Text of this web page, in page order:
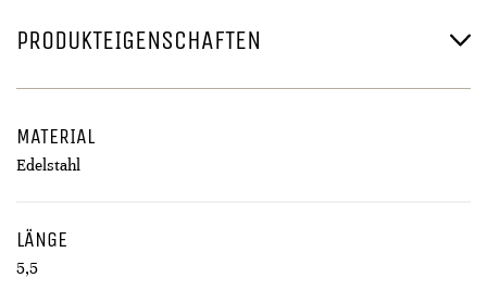
PRODUKTEIGENSCHAFTEN
MATERIAL
Edelstahl
LÄNGE
5,5